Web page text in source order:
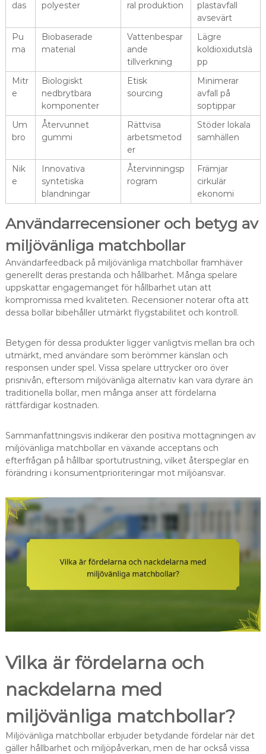
das
polyester
ral produktion
plastavfall
avsevärt
Pu
ma
Biobaserade
material
Vattenbespar
ande
tillverkning
Lägre
koldioxidutslä
pp
Mitr
e
Biologiskt
nedbrytbara
komponenter
Etisk
sourcing
Minimerar
avfall på
soptippar
Um
bro
Återvunnet
gummi
Rättvisa
arbetsmetod
er
Stöder lokala
samhällen
Nik
e
Innovativa
syntetiska
blandningar
Återvinningsp
rogram
Främjar
cirkulär
ekonomi
Användarrecensioner och betyg av
miljövänliga matchbollar
Användarfeedback på miljövänliga matchbollar framhäver
generellt deras prestanda och hållbarhet. Många spelare
uppskattar engagemanget för hållbarhet utan att
kompromissa med kvaliteten. Recensioner noterar ofta att
dessa bollar bibehåller utmärkt flygstabilitet och kontroll.
Betygen för dessa produkter ligger vanligtvis mellan bra och
utmärkt, med användare som berömmer känslan och
responsen under spel. Vissa spelare uttrycker oro över
prisnivån, eftersom miljövänliga alternativ kan vara dyrare än
traditionella bollar, men många anser att fördelarna
rättfärdigar kostnaden.
Sammanfattningsvis indikerar den positiva mottagningen av
miljövänliga matchbollar en växande acceptans och
efterfrågan på hållbar sportutrustning, vilket återspeglar en
förändring i konsumentprioriteringar mot miljöansvar.
Vilka är fördelarna och
nackdelarna med
miljövänliga matchbollar?
Miljövänliga matchbollar erbjuder betydande fördelar när det
gäller hållbarhet och miljöpåverkan, men de har också vissa